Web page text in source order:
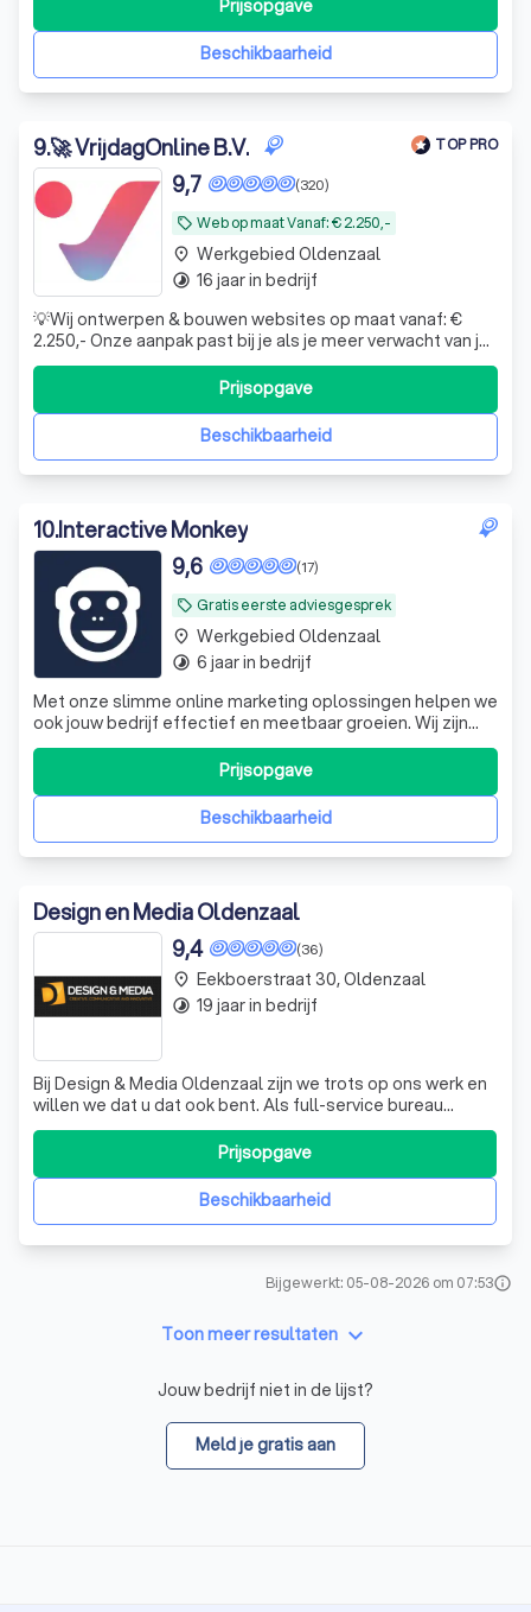
Beschikbaarheid
Prijsopgave
9.🚀 VrijdagOnline B.V. TOP PRO
local_offer Web op maat Vanaf: € 2.250,-
(320)
9,7
💡Wij ontwerpen & bouwen websites op maat vanaf: €
2.250,- Onze aanpak past bij je als je meer verwacht van je
website dan alleen een mooi jasje. Je wilt een platform
dat werkt voor je bedrijf.💡
Beschikbaarheid
Prijsopgave
place Werkgebied Oldenzaal
timelapse 16 jaar in bedrijf
10.Interactive Monkey
local_offer Gratis eerste adviesgesprek
(17)
9,6
Met onze slimme online marketing oplossingen helpen we
ook jouw bedrijf effectief en meetbaar groeien. Wij zijn
Interactive Monkey, jouw full-service online marketing
Beschikbaarheid
Prijsopgave
place Werkgebied Oldenzaal
timelapse 6 jaar in bedrijf
Design en Media Oldenzaal
(36)
9,4
Bij Design & Media Oldenzaal zijn we trots op ons werk en
willen we dat u dat ook bent. Als full-service bureau
bieden we alles onder één dak. We zijn niet alleen
gespecialiseerd in het uitdenken, ontwerpen en bouwen
van websites, maar we zorgen ook voor het onderhoud, de
hosting en de vindbaarheidBeschikbaarheid
Prijsopgave
place Eekboerstraat 30, Oldenzaal
timelapse 19 jaar in bedrijf
Bijgewerkt: 05-08-2026 om 07:53info
Toon meer resultaten keyboard_arrow_down
Jouw bedrijf niet in de lijst?
Meld je gratis aan